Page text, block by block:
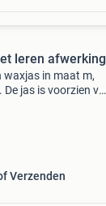
leren afwerking
waxjas in maat m,
jas is voorzien van
Verzenden